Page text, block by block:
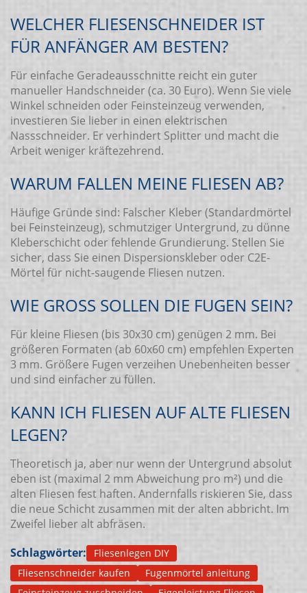
WELCHER FLIESENSCHNEIDER IST
FÜR ANFÄNGER AM BESTEN?
Für einfache Geradeausschnitte reicht ein guter
manueller Handschneider (ca. 30 Euro). Wenn Sie viele
Winkel schneiden oder Feinsteinzeug verwenden,
investieren Sie lieber in einen elektrischen
Nassschneider. Er verhindert Splitter und macht die
Arbeit weniger kräftezehrend.
WARUM FALLEN MEINE FLIESEN AB?
Häufige Gründe sind: Falscher Kleber (Standardmörtel
bei Feinsteinzeug), schmutziger Untergrund, zu dünne
Kleberschicht oder fehlende Grundierung. Stellen Sie
sicher, dass Sie einen Dispersionskleber oder C2E-
Mörtel für nicht-saugende Fliesen nutzen.
WIE GROSS SOLLEN DIE FUGEN SEIN?
Für kleine Fliesen (bis 30x30 cm) genügen 2 mm. Bei
größeren Formaten (ab 60x60 cm) empfehlen Experten
3 mm. Größere Fugen verzeihen Unebenheiten besser
und sind einfacher zu füllen.
KANN ICH FLIESEN AUF ALTE FLIESEN
LEGEN?
Theoretisch ja, aber nur wenn der Untergrund absolut
eben ist (maximal 2 mm Abweichung pro m²) und die
alten Fliesen fest haften. Andernfalls riskieren Sie, dass
die neue Schicht zusammen mit der alten abbricht. Im
Zweifel lieber alt abfräsen.
Schlagwörter:
Fliesenlegen DIY
Fliesenschneider kaufen
Fugenmörtel anleitung